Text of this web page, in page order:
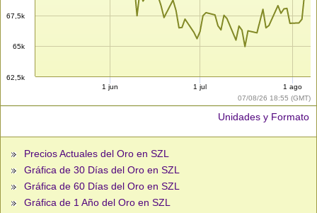
07/08/26 18:55 (GMT)
62,5k
65k
67,5k
1 jun 1 jul 1 ago
Unidades y Formato
Precios Actuales del Oro en SZL
Gráfica de 30 Días del Oro en SZL
Gráfica de 60 Días del Oro en SZL
Gráfica de 1 Año del Oro en SZL